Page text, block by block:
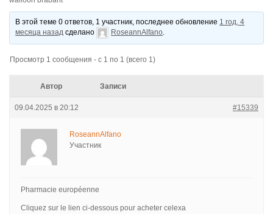
В этой теме 0 ответов, 1 участник, последнее обновление 1 год, 4
месяца назад сделано RoseannAlfano.
Просмотр 1 сообщения - с 1 по 1 (всего 1)
Автор Записи
09.04.2025 в 20:12 #15339
RoseannAlfano
Участник
Pharmacie européenne
Cliquez sur le lien ci-dessous pour acheter celexa